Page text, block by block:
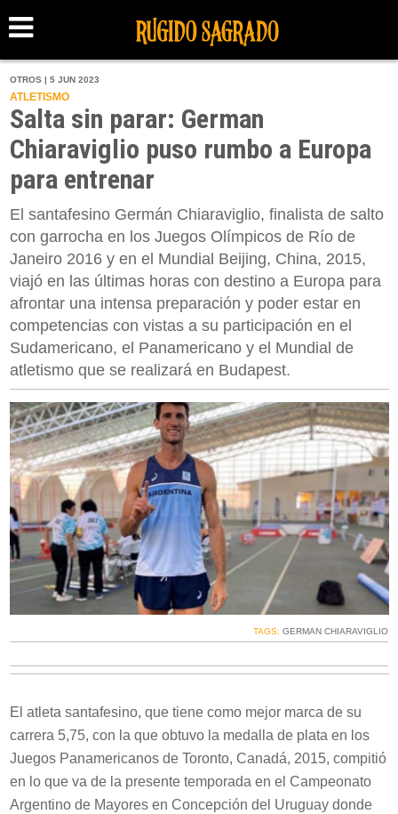
OTROS | 5 JUN 2023
ATLETISMO
Salta sin parar: German
Chiaraviglio puso rumbo a Europa
para entrenar
El santafesino Germán Chiaraviglio, finalista de salto
con garrocha en los Juegos Olímpicos de Río de
Janeiro 2016 y en el Mundial Beijing, China, 2015,
viajó en las últimas horas con destino a Europa para
afrontar una intensa preparación y poder estar en
competencias con vistas a su participación en el
Sudamericano, el Panamericano y el Mundial de
atletismo que se realizará en Budapest.
TAGS: GERMAN CHIARAVIGLIO
El atleta santafesino, que tiene como mejor marca de su
carrera 5,75, con la que obtuvo la medalla de plata en los
Juegos Panamericanos de Toronto, Canadá, 2015, compitió
en lo que va de la presente temporada en el Campeonato
Argentino de Mayores en Concepción del Uruguay donde